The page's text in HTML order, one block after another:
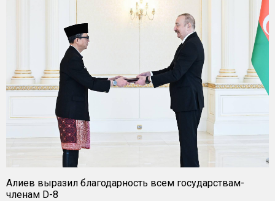
Алиев выразил благодарность всем государствам-
членам D-8